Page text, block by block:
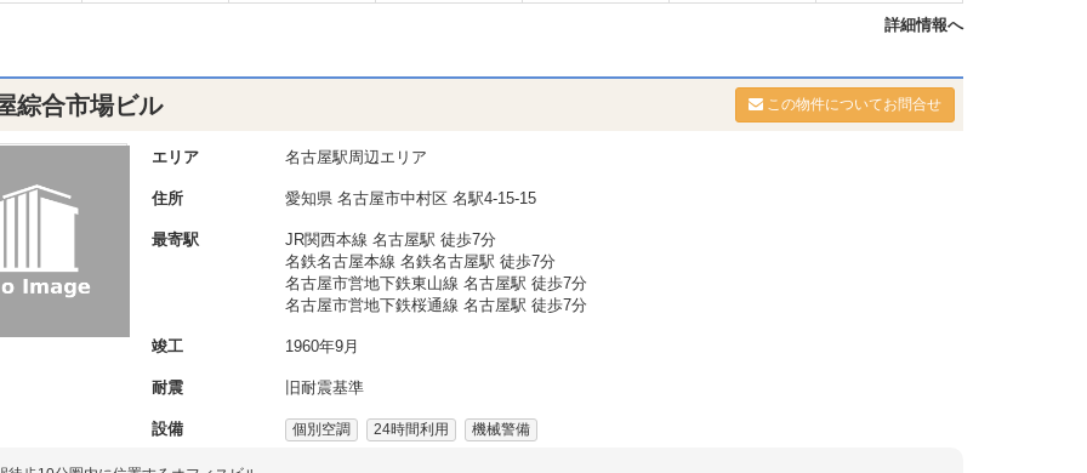
詳細情報へ
綜合市場ビル この物件についてお問合せ
エリア 名古屋駅周辺エリア
住所 愛知県 名古屋市中村区名駅4-15-15
最寄駅
JR関西本線 名古屋駅 徒歩7分
名鉄名古屋本線 名鉄名古屋駅 徒歩7分
名古屋市営地下鉄東山線 名古屋駅 徒歩7分
名古屋市営地下鉄桜通線 名古屋駅 徒歩7分
竣工 1960年9月
耐震 旧耐震基準
設備 個別空調 24時間利用 機械警備